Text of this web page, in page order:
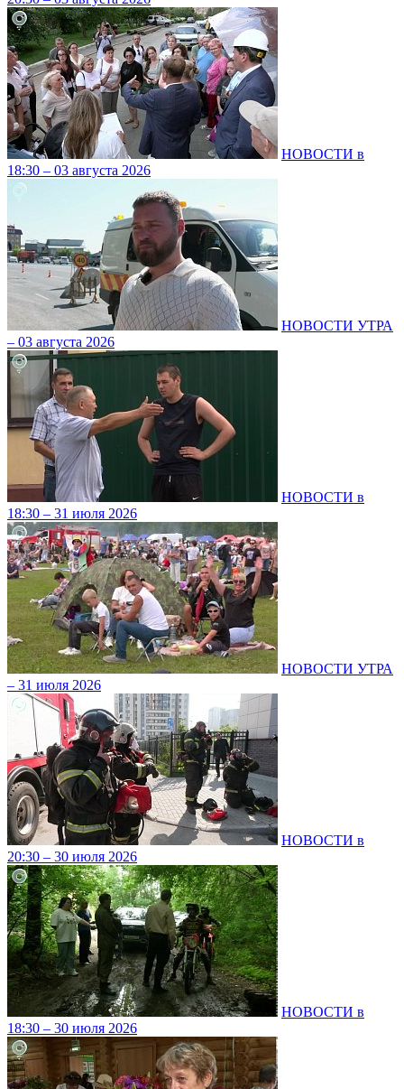
НОВОСТИ в
18:30 – 03 августа 2026
НОВОСТИ УТРА
– 03 августа 2026
НОВОСТИ в
18:30 – 31 июля 2026
НОВОСТИ УТРА
– 31 июля 2026
НОВОСТИ в
20:30 – 30 июля 2026
НОВОСТИ в
18:30 – 30 июля 2026